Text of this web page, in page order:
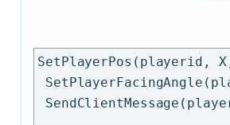
if
SetPlayerPos(playerid,